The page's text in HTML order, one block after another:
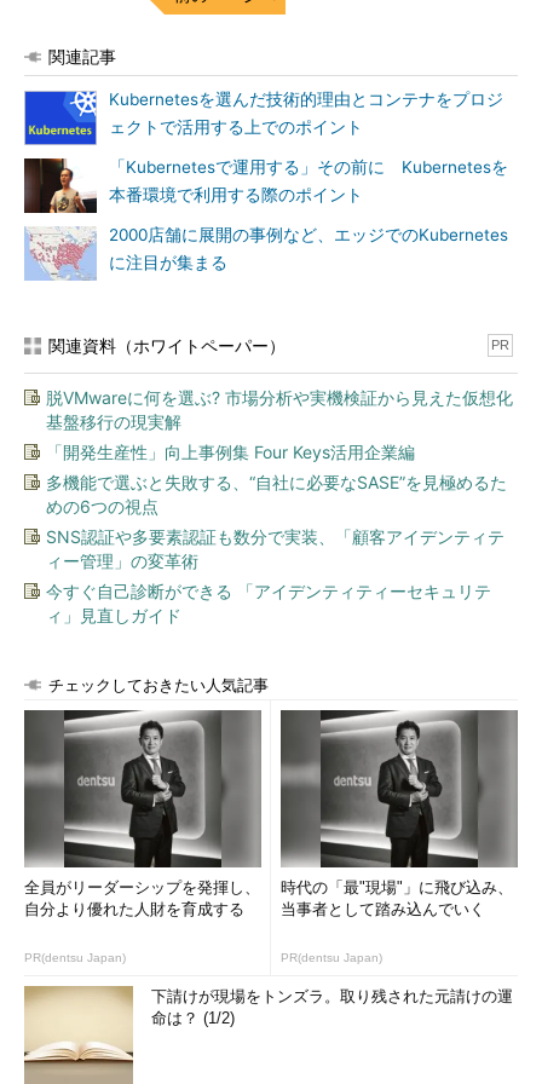
関連記事
Kubernetesを選んだ技術的理由とコンテナをプロジ
ェクトで活用する上でのポイント
「Kubernetesで運用する」その前に Kubernetesを
本番環境で利用する際のポイント
2000店舗に展開の事例など、エッジでのKubernetes
に注目が集まる
関連資料（ホワイトペーパー） PR
脱VMwareに何を選ぶ? 市場分析や実機検証から見えた仮想化
基盤移行の現実解
「開発生産性」向上事例集 Four Keys活用企業編
多機能で選ぶと失敗する、“自社に必要なSASE”を見極めるた
めの6つの視点
SNS認証や多要素認証も数分で実装、「顧客アイデンティテ
ィー管理」の変革術
今すぐ自己診断ができる 「アイデンティティーセキュリテ
ィ」見直しガイド
チェックしておきたい人気記事
全員がリーダーシップを発揮し、
自分より優れた人財を育成する
PR(dentsu Japan)
時代の「最"現場"」に飛び込み、
当事者として踏み込んでいく
PR(dentsu Japan)
下請けが現場をトンズラ。取り残された元請けの運
命は？ (1/2)